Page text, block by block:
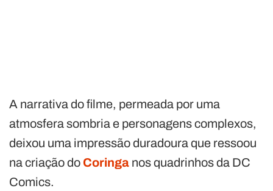
A narrativa do filme, permeada por uma
atmosfera sombria e personagens complexos,
deixou uma impressão duradoura que ressoou
na criação do Coringa nos quadrinhos da DC
Comics.